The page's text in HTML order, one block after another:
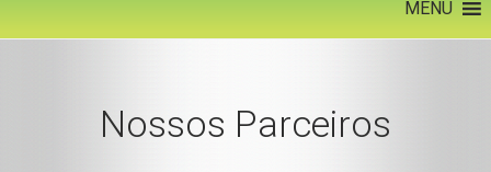
MENU
Nossos Parceiros